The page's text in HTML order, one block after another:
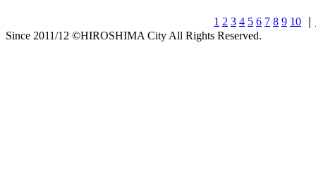
1 2 3 4 5 6 7 8 9 10
Since 2011/12 ©HIROSHIMA City All Rights Reserved.